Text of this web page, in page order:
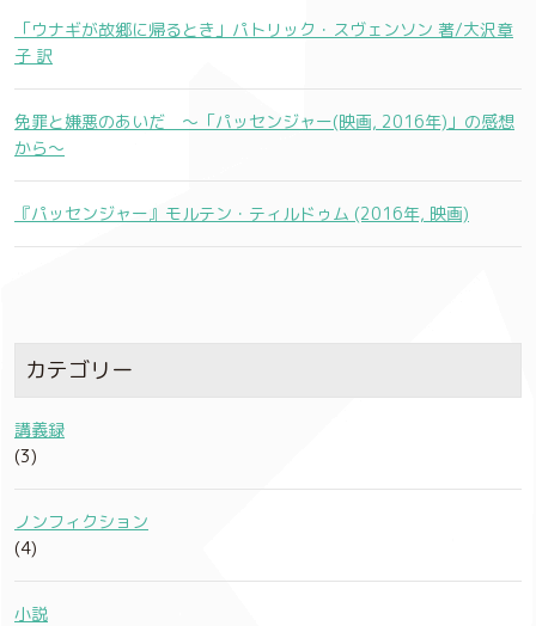
「ウナギが故郷に帰るとき」パトリック・スヴェンソン 著/大沢章
子 訳
免罪と嫌悪のあいだ 〜「パッセンジャー(映画, 2016年)」の感想
から〜
『パッセンジャー』モルテン・ティルドゥム (2016年, 映画)
カテゴリー
講義録
(3)
ノンフィクション
(4)
小説